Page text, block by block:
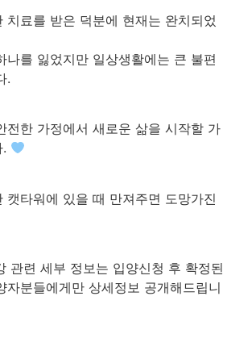
치료를 받은 덕분에 현재는 완치되었
나를 잃었지만 일상생활에는 큰 불편
.
전한 가정에서 새로운 삶을 시작할 가
캣타워에 있을 때 만져주면 도망가진
관련 세부 정보는 입양신청 후 확정된
자분들에게만 상세정보 공개해드립니